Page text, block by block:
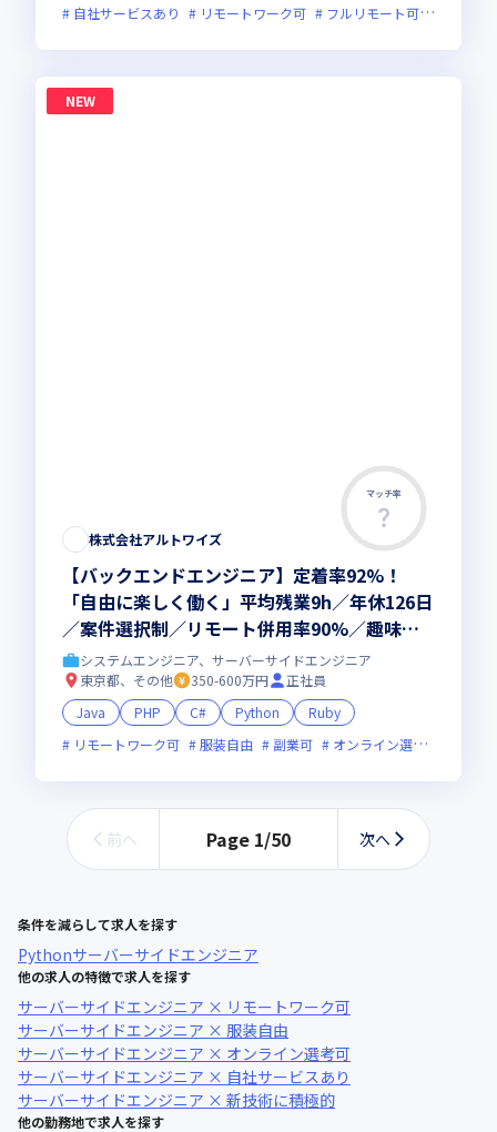
自社サービスあり
リモートワーク可 フルリモート可
NEW
マッチ率
株式会社アルトワイズ
【バックエンドエンジニア】定着率92%！
「自由に楽しく働く」平均残業9h／年休126日
／案件選択制／リモート併用率90%／趣味手
当／趣味休暇
システムエンジニア、サーバーサイドエンジニア
東京都、その他
350-600万円
正社員
Java
PHP C# Python
Ruby
リモートワーク可
服装自由 副業可 オンライン選考可
前へ Page 1/50 次へ
条件を減らして求人を探す
Pythonサーバーサイドエンジニア
他の求人の特徴で求人を探す
サーバーサイドエンジニア × リモートワーク可
サーバーサイドエンジニア × 服装自由
サーバーサイドエンジニア × オンライン選考可
サーバーサイドエンジニア × 自社サービスあり
サーバーサイドエンジニア × 新技術に積極的
他の勤務地で求人を探す